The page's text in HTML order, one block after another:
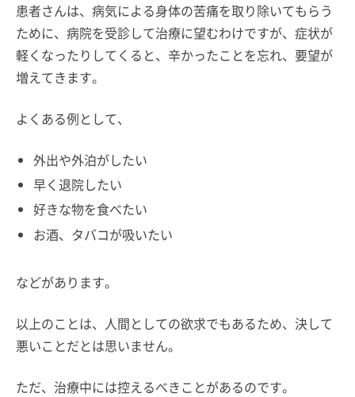
患者さんは、病気による身体の苦痛を取り除いてもらう
ために、病院を受診して治療に望むわけですが、症状が
軽くなったりしてくると、辛かったことを忘れ、要望が
増えてきます。
よくある例として、
外出や外泊がしたい
早く退院したい
好きな物を食べたい
お酒、タバコが吸いたい
などがあります。
以上のことは、人間としての欲求でもあるため、決して
悪いことだとは思いません。
ただ、治療中には控えるべきことがあるのです。